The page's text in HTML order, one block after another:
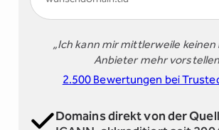
„Ich kann mir mittlerweile
Anbieter mehr
2.500 Bewertungen bei
Domains direkt von der